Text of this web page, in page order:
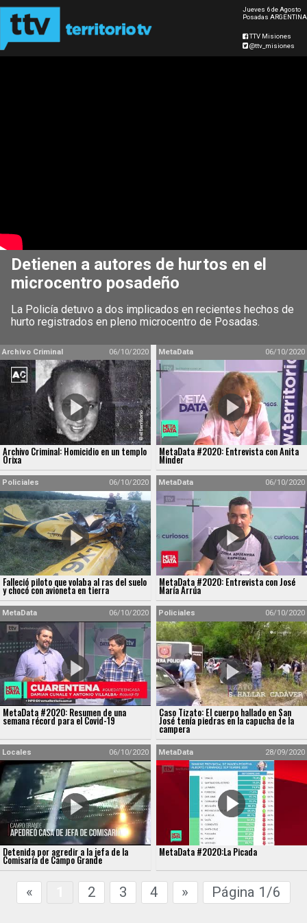
Jueves 6 de Agosto
Posadas ARGENTINA
TTV Misiones
@ttv_misiones
Detienen a autores de hurtos en el
microcentro posadeño
La Policía detuvo a dos implicados en recientes hechos de
hurto registrados en pleno microcentro de Posadas.
Archivo Criminal 06/10/2020
Archivo Criminal: Homicidio en un templo
Orixa
MetaData 06/10/2020
MetaData #2020: Entrevista con Anita
Minder
Policiales 06/10/2020
Falleció piloto que volaba al ras del suelo
y chocó con avioneta en tierra
MetaData 06/10/2020
MetaData #2020: Entrevista con José
María Arrúa
MetaData 06/10/2020
MetaData #2020: Resumen de una
semana récord para el Covid-19
Policiales 06/10/2020
Caso Tizato: El cuerpo hallado en San
José tenía piedras en la capucha de la
campera
Locales 06/10/2020
Detenida por agredir a la jefa de la
Comisaría de Campo Grande
MetaData 28/09/2020
MetaData #2020:La Picada
« 2 3 4 » Página 1/6